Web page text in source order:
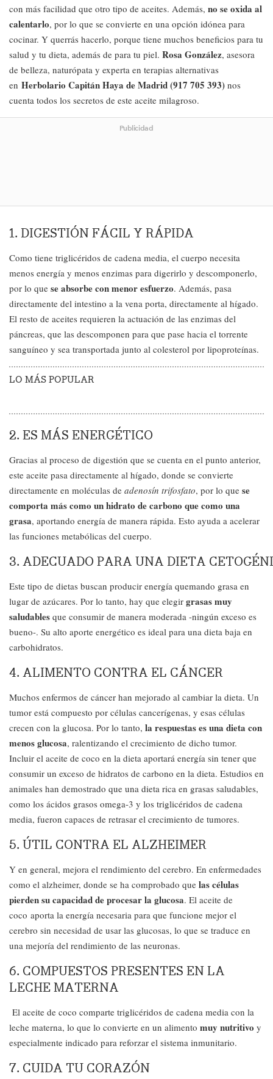
con más facilidad que otro tipo de aceites. Además, no se oxida al
calentarlo, por lo que se convierte en una opción idónea para
cocinar. Y querrás hacerlo, porque tiene muchos beneficios para tu
salud y tu dieta, además de para tu piel. Rosa González, asesora
de belleza, naturópata y experta en terapias alternativas
en Herbolario Capitán Haya de Madrid (917 705 393) nos
cuenta todos los secretos de este aceite milagroso.
Publicidad
1. DIGESTIÓN FÁCIL Y RÁPIDA
Como tiene triglicéridos de cadena media, el cuerpo necesita
menos energía y menos enzimas para digerirlo y descomponerlo,
por lo que se absorbe con menor esfuerzo. Además, pasa
directamente del intestino a la vena porta, directamente al hígado.
El resto de aceites requieren la actuación de las enzimas del
páncreas, que las descomponen para que pase hacia el torrente
sanguíneo y sea transportada junto al colesterol por lipoproteínas.
LO MÁS POPULAR
2. ES MÁS ENERGÉTICO
Gracias al proceso de digestión que se cuenta en el punto anterior,
este aceite pasa directamente al hígado, donde se convierte
directamente en moléculas de adenosín trifosfato, por lo que se
comporta más como un hidrato de carbono que como una
grasa, aportando energía de manera rápida. Esto ayuda a acelerar
las funciones metabólicas del cuerpo.
3. ADECUADO PARA UNA DIETA
Este tipo de dietas buscan producir energía quemando grasa en
lugar de azúcares. Por lo tanto, hay que elegir grasas muy
saludables que consumir de manera moderada -ningún exceso es
bueno-. Su alto aporte energético es ideal para una dieta baja en
carbohidratos.
4. ALIMENTO CONTRA EL CÁNCER
Muchos enfermos de cáncer han mejorado al cambiar la dieta. Un
tumor está compuesto por células cancerígenas, y esas células
crecen con la glucosa. Por lo tanto, la respuestas es una dieta con
menos glucosa, ralentizando el crecimiento de dicho tumor.
Incluir el aceite de coco en la dieta aportará energía sin tener que
consumir un exceso de hidratos de carbono en la dieta. Estudios en
animales han demostrado que una dieta rica en grasas saludables,
como los ácidos grasos omega-3 y los triglicéridos de cadena
media, fueron capaces de retrasar el crecimiento de tumores.
5. ÚTIL CONTRA EL ALZHEIMER
Y en general, mejora el rendimiento del cerebro. En enfermedades
como el alzheimer, donde se ha comprobado que las células
pierden su capacidad de procesar la glucosa. El aceite de
coco aporta la energía necesaria para que funcione mejor el
cerebro sin necesidad de usar las glucosas, lo que se traduce en
una mejoría del rendimiento de las neuronas.
6. COMPUESTOS PRESENTES EN LA
LECHE MATERNA
El aceite de coco comparte triglicéridos de cadena media con la
leche materna, lo que lo convierte en un alimento muy nutritivo y
especialmente indicado para reforzar el sistema inmunitario.
7. CUIDA TU CORAZÓN